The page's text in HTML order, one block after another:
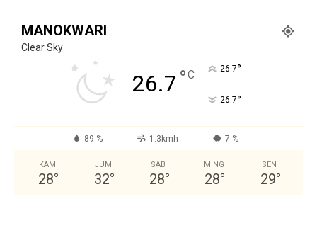
MANOKWARI
Clear Sky
26.7 °C 26.7°
26.7°
89 % 1.3kmh 7 %
KAM
28°
JUM
32°
SAB
28°
MING
28°
SEN
29°